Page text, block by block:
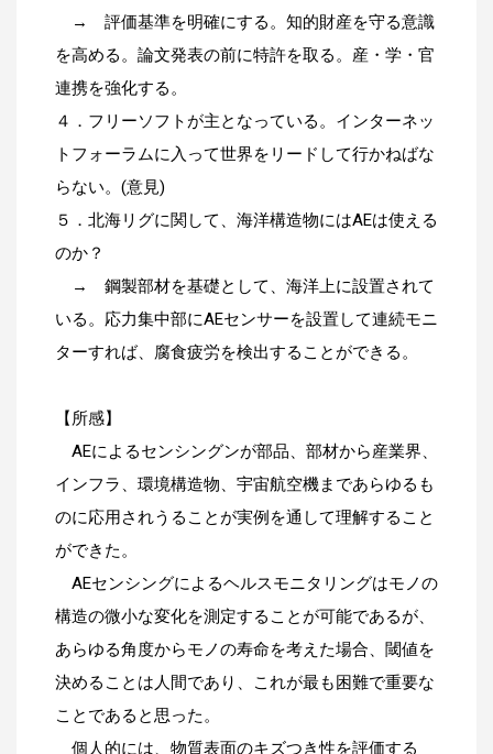
→ 評価基準を明確にする。知的財産を守る意識
を高める。論文発表の前に特許を取る。産・学・官
連携を強化する。
４．フリーソフトが主となっている。インターネッ
トフォーラムに入って世界をリードして行かねばな
らない。(意見)
５．北海リグに関して、海洋構造物にはAEは使える
のか？
→ 鋼製部材を基礎として、海洋上に設置されて
いる。応力集中部にAEセンサーを設置して連続モニ
ターすれば、腐食疲労を検出することができる。
【所感】
AEによるセンシングンが部品、部材から産業界、
インフラ、環境構造物、宇宙航空機まであらゆるも
のに応用されうることが実例を通して理解すること
ができた。
AEセンシングによるヘルスモニタリングはモノの
構造の微小な変化を測定することが可能であるが、
あらゆる角度からモノの寿命を考えた場合、閾値を
決めることは人間であり、これが最も困難で重要な
ことであると思った。
個人的には、物質表面のキズつき性を評価する